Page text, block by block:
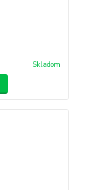
Skladom